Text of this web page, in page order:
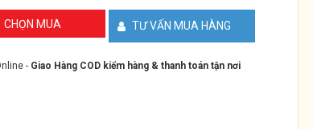
TP-
LINK
Archer
Pro
CHỌN MUA TƯ VẤN MUA HÀNG
- Giao Hàng COD kiểm hàng & thanh toán tận nơi